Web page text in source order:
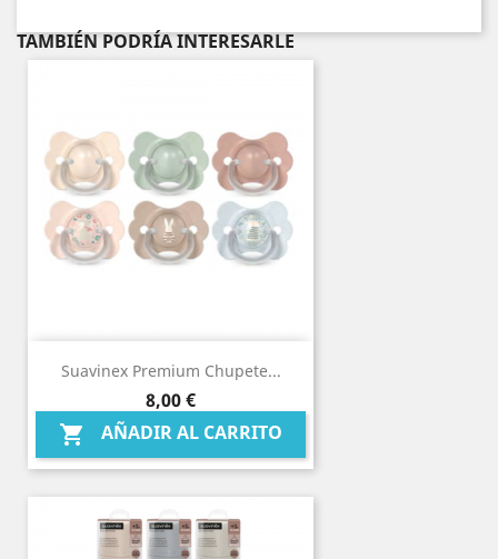
TAMBIÉN PODRÍA INTERESARLE
Suavinex Premium Chupete...
Precio
8,00 €
 AÑADIR AL CARRITO